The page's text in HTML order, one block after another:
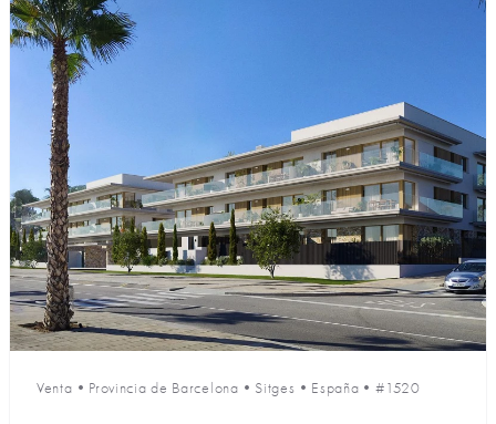
Venta • Provincia de Barcelona • Sitges • España •#1520